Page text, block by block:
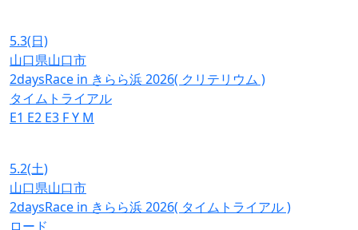
5.3(日)
山口県山口市
2daysRace in きらら浜 2026( クリテリウム )
タイムトライアル
E1 E2 E3 FY M
5.2(土)
山口県山口市
2daysRace in きらら浜 2026( タイムトライアル )
ロード